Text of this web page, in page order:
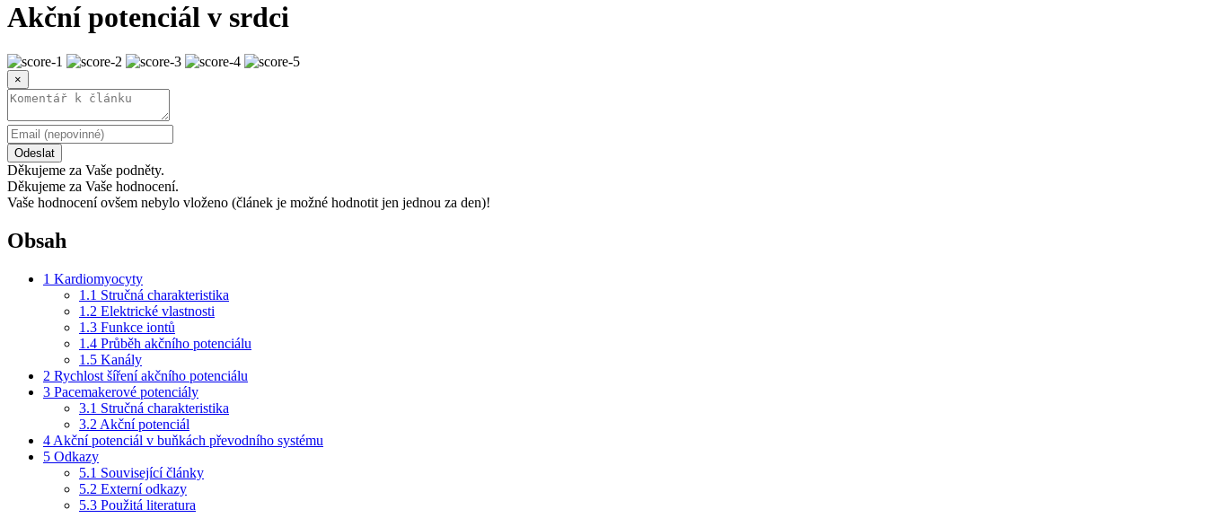
Akční potenciál v srdci
×
Odeslat
Děkujeme za Vaše podněty.
Děkujeme za Vaše hodnocení.
Vaše hodnocení ovšem nebylo vloženo (článek je možné hodnotit jen jednou za den)!
Obsah
1 Kardiomyocyty
1.1 Stručná charakteristika
1.2 Elektrické vlastnosti
1.3 Funkce iontů
1.4 Průběh akčního potenciálu
1.5 Kanály
2 Rychlost šíření akčního potenciálu
3 Pacemakerové potenciály
3.1 Stručná charakteristika
3.2 Akční potenciál
4 Akční potenciál v buňkách převodního systému
5 Odkazy
5.1 Související články
5.2 Externí odkazy
5.3 Použitá literatura